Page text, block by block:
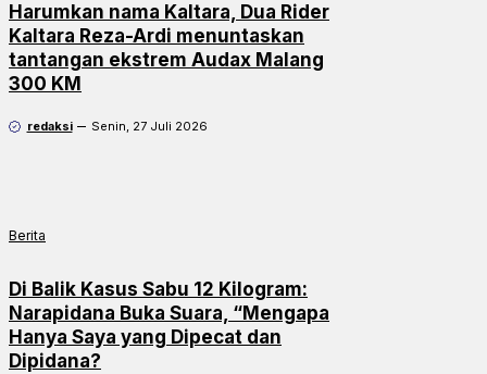
Harumkan nama Kaltara, Dua Rider
Kaltara Reza-Ardi menuntaskan
tantangan ekstrem Audax Malang
300 KM
redaksi Senin, 27 Juli 2026
Berita
Di Balik Kasus Sabu 12 Kilogram:
Narapidana Buka Suara, “Mengapa
Hanya Saya yang Dipecat dan
Dipidana?